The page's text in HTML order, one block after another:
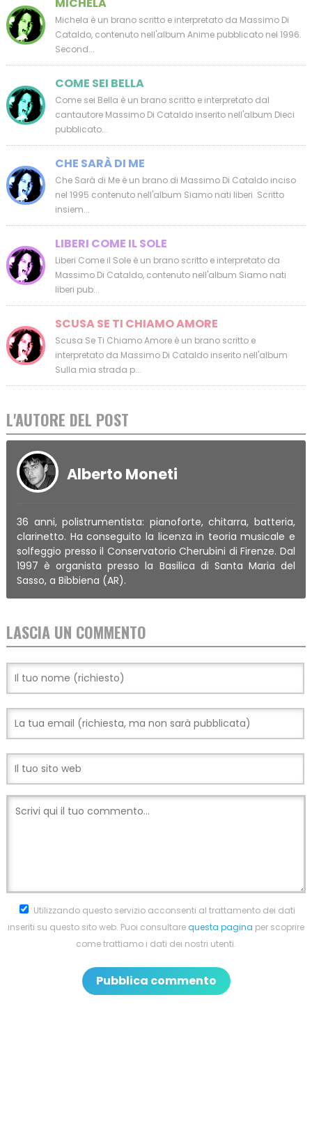
Michela è un brano scritto e interpretato da Massimo Di
Cataldo, contenuto nell'album Anime pubblicato nel 1996.
Second...
COME SEI BELLA
Come sei Bella è un brano scritto e interpretato dal
cantautore Massimo Di Cataldo inserito nell'album Dieci
pubblicato...
CHE SARÀ DI ME
Che Sarà di Me è un brano di Massimo Di Cataldo inciso
nel 1995 contenuto nell'album Siamo nati liberi. Scritto
insiem...
LIBERI COME IL SOLE
Liberi Come il Sole è un brano scritto e interpretato da
Massimo Di Cataldo, contenuto nell'album Siamo nati
liberi pub...
SCUSA SE TI CHIAMO AMORE
Scusa Se Ti Chiamo Amore è un brano scritto e
interpretato da Massimo Di Cataldo inserito nell'album
Sulla mia strada p...
L'AUTORE DEL POST
Alberto Moneti
36 anni, polistrumentista: pianoforte, chitarra, batteria,
clarinetto. Ha conseguito la licenza in teoria musicale e
solfeggio presso il Conservatorio Cherubini di Firenze. Dal
1997 è organista presso la Basilica di Santa Maria del
Sasso, a Bibbiena (AR).
LASCIA UN COMMENTO
Utilizzando questo servizio acconsenti al trattamento dei dati
inseriti su questo sito web. Puoi consultarequesta pagina per scoprire
come trattiamo i dati dei nostri utenti.